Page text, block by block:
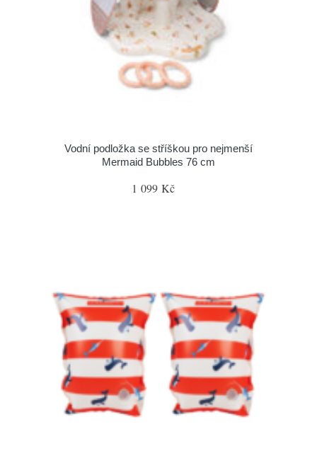
Vodní podložka se stříškou pro nejmenší
Mermaid Bubbles 76 cm
1 099 Kč